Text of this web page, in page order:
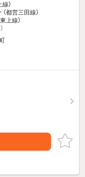
）
（都営三田線）
上線）